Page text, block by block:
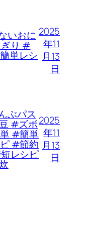
いおに
り #
単レシ
2025
年11
月13
日
ぶパス
#ズボ
#簡単
#節約
レシピ
2025
年11
月13
日